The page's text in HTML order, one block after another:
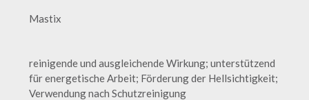
Mastix
reinigende und ausgleichende Wirkung; unterstützend
für energetische Arbeit; Förderung der Hellsichtigkeit;
Verwendung nach Schutzreinigung